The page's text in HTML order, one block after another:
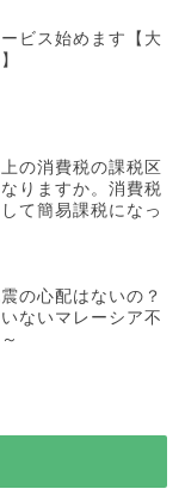
ビス始めます【大
の消費税の課税区
りますか。消費税
て簡易課税になっ
の心配はないの？
ないマレーシア不